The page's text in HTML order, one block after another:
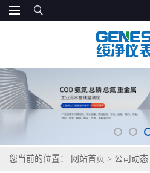
您当前的位置： 网站首页 > 公司动态